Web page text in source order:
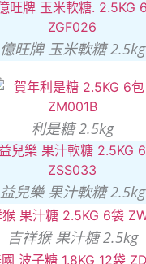
億旺牌 玉米軟糖 2.5kg
利是糖 2.5kg
益兒樂 果汁軟糖 2.5kg
吉祥猴 果汁糖 2.5kg